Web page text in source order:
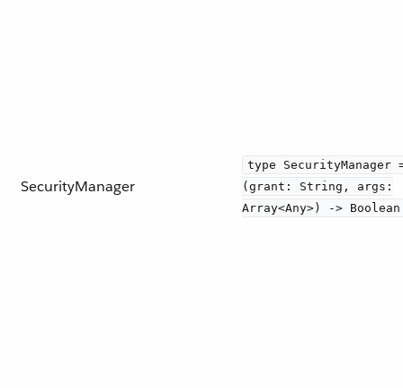
SecurityManager
type SecurityManager
(grant: String, args:
Array<Any>) -> Boolean